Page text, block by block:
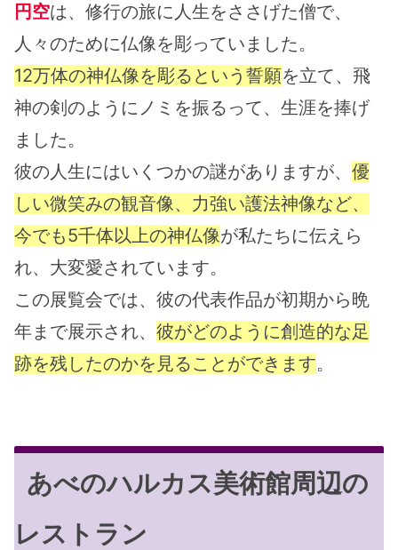
円空は、修行の旅に人生をささげた僧で、
人々のために仏像を彫っていました。
12万体の神仏像を彫るという誓願を立て、飛
神の剣のようにノミを振るって、生涯を捧げ
ました。
彼の人生にはいくつかの謎がありますが、 優
しい微笑みの観音像、力強い護法神像など、
今でも5千体以上の神仏像が私たちに伝えら
れ、大変愛されています。
この展覧会では、彼の代表作品が初期から晩
年まで展示され、 彼がどのように創造的な足
跡を残したのかを見ることができます。
あべのハルカス美術館周辺の
レストラン